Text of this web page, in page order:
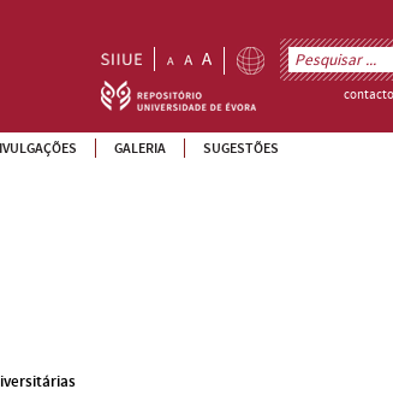
GALERIA SUGESTÕES